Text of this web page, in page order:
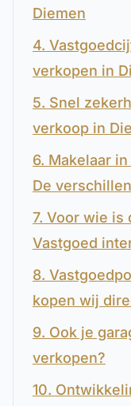
Diemen
4.
verkopen in
5. Snel
verkoop in
6. Makelaar
De verschillen
7. Voor wie is
Vastgoed
8.
kopen wij
9. Ook je
verkopen?
10.